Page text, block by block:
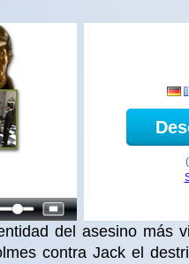
del asesino más
contra Jack el